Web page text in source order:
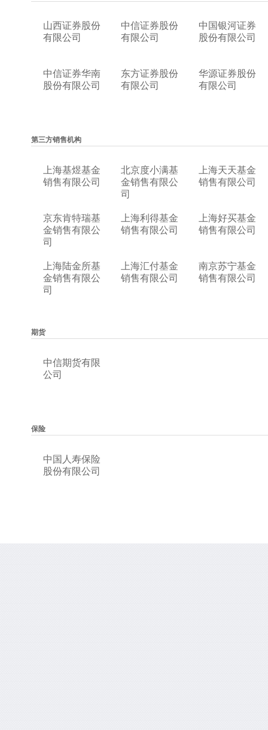
山西证券股份
有限公司
中信证券股份
有限公司
中国银河证券
股份有限公司
中信证券华南
股份有限公司
东方证券股份
有限公司
华源证券股份
有限公司
第三方销售机构
上海基煜基金
销售有限公司
北京度小满基
金销售有限公
司
上海天天基金
销售有限公司
京东肯特瑞基
金销售有限公
司
上海利得基金
销售有限公司
上海好买基金
销售有限公司
上海陆金所基
金销售有限公
司
上海汇付基金
销售有限公司
南京苏宁基金
销售有限公司
期货
中信期货有限
公司
保险
中国人寿保险
股份有限公司